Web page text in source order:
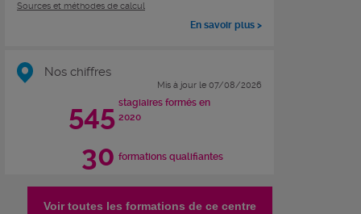
Sources et méthodes de calcul
En savoir plus >
Nos chiffres
Mis à jour le 07/08/2026
545 stagiaires formés en
2020
30 formations qualifiantes
Voir toutes les formations de ce centre